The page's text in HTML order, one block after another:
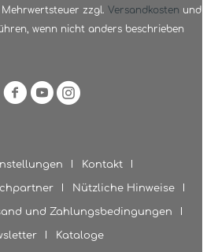
Mehrwertsteuer zzgl. Versandkosten und
wenn nicht anders beschrieben
Kontakt
Nützliche Hinweise
und Zahlungsbedingungen
Kataloge